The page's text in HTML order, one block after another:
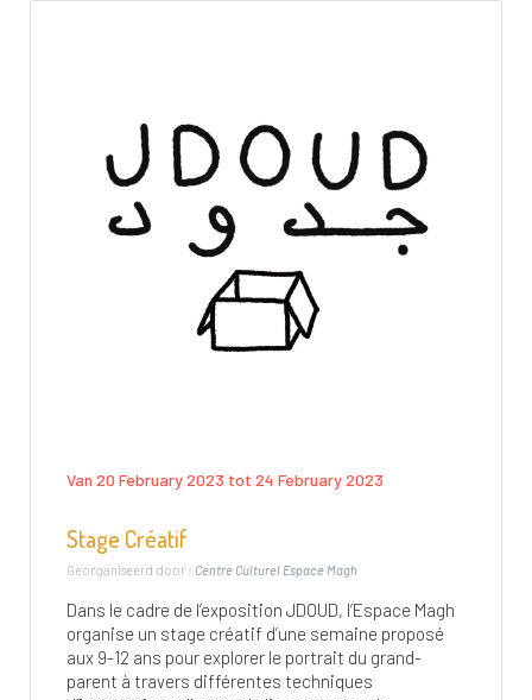
Van 20 February 2023 tot 24 February 2023
Stage Créatif
Georganiseerd door : Centre Culturel Espace Magh
Dans le cadre de l’exposition JDOUD, l’Espace Magh
organise un stage créatif d’une semaine proposé
aux 9-12 ans pour explorer le portrait du grand-
parent à travers différentes techniques